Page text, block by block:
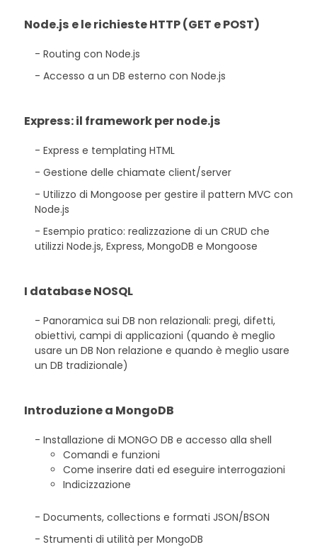
Node.js e le richieste HTTP (GET e POST)
Routing con Node.js
Accesso a un DB esterno con Node.js
Express: il framework per node.js
Express e templating HTML
Gestione delle chiamate client/server
Utilizzo di Mongoose per gestire il pattern MVC con
Node.js
Esempio pratico: realizzazione di un CRUD che
utilizzi Node.js, Express, MongoDB e Mongoose
I database NOSQL
Panoramica sui DB non relazionali: pregi, difetti,
obiettivi, campi di applicazioni (quando è meglio
usare un DB Non relazione e quando è meglio usare
un DB tradizionale)
Introduzione a MongoDB
Installazione di MONGO DB e accesso alla shell
Comandi e funzioni
Come inserire dati ed eseguire interrogazioni
Indicizzazione
Documents, collections e formati JSON/BSON
Strumenti di utilità per MongoDB